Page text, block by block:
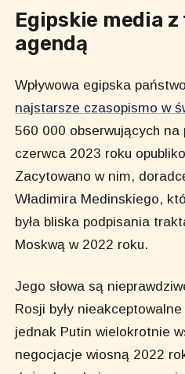
Egipskie media z
agendą
Wpływowa egipska
najstarsze czasopismo w
560 000 obserwujących
czerwca 2023 roku
Zacytowano w nim,
Władimira Medinskiego,
była bliska podpisania
Moskwą w 2022 roku.
Jego słowa są
Rosji były
jednak Putin wielokrotnie
negocjacje wiosną 2022